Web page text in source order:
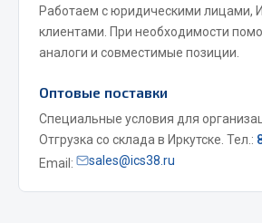
Тормозная система
Показать ещё
Весь раздел
Запчасти HOWO
Тормозная система
Работаем с юридическими лицами,
клиентами. При необходимости
аналоги и совместимые позиции.
Оптовые поставки
Специальные условия для
Отгрузка со склада в Иркутске. Тел.:
Email:
sales@ics38.ru